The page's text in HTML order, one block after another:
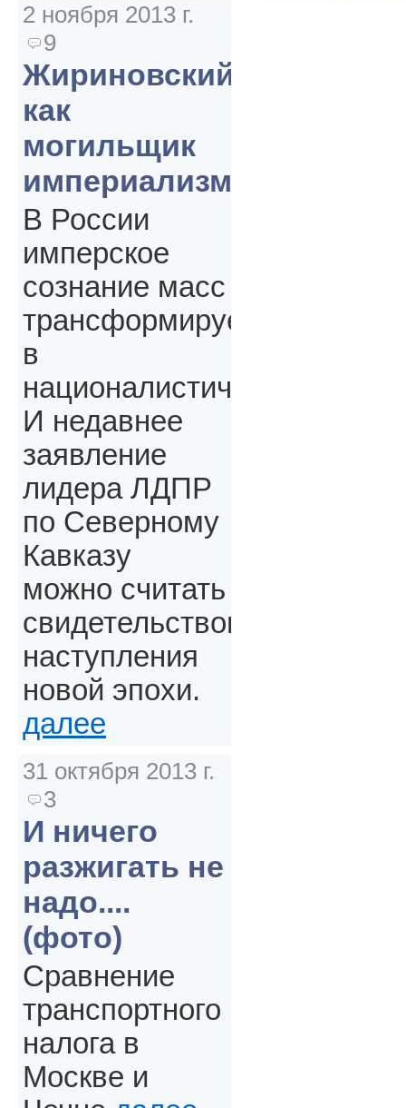
2 ноября 2013 г.
9
Жириновский
как
могильщик
империализма
В России
имперское
сознание масс
трансформируется
в
националистическое.
И недавнее
заявление
лидера ЛДПР
по Северному
Кавказу
можно считать
свидетельством
наступления
новой эпохи.
далее
31 октября 2013 г.
3
И ничего
разжигать не
надо....
(фото)
Сравнение
транспортного
налога в
Москве и